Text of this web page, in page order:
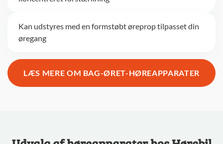
Kan udstyres med en formstøbt øreprop tilpasset din
øregang
LÆS MERE OM BAG-ØRET-HØREAPPARATER